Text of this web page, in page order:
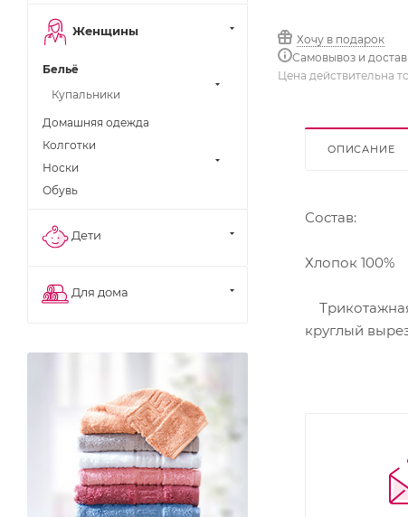
Хочу в подарок
Самовывоз и
Цена действительна
ОПИСАНИЕ
Состав:
Хлопок 100%
круглый
Женщины
Бельё
Купальники
Домашняя одежда
Колготки
Носки
Обувь
Дети
Для дома